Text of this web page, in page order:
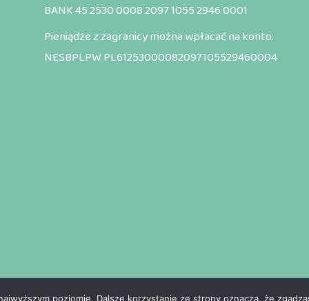
BANK 45 2530 0008 2097 1055 2946 0001
Pieniądze z zagranicy można wpłacać na konto:
NESBPLPW PL61253000082097105529460004
© Copyright 2022 misjapokolen.org
poziomie. Dalsze korzystanie ze strony oznacza, że